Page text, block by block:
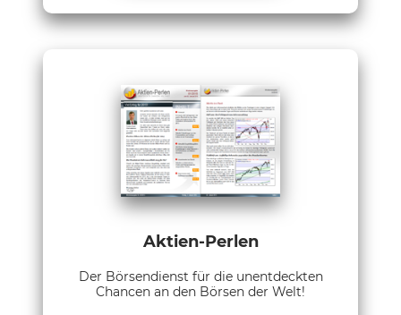
Aktien-Perlen
Der Börsendienst für die unentdeckten
Chancen an den Börsen der Welt!